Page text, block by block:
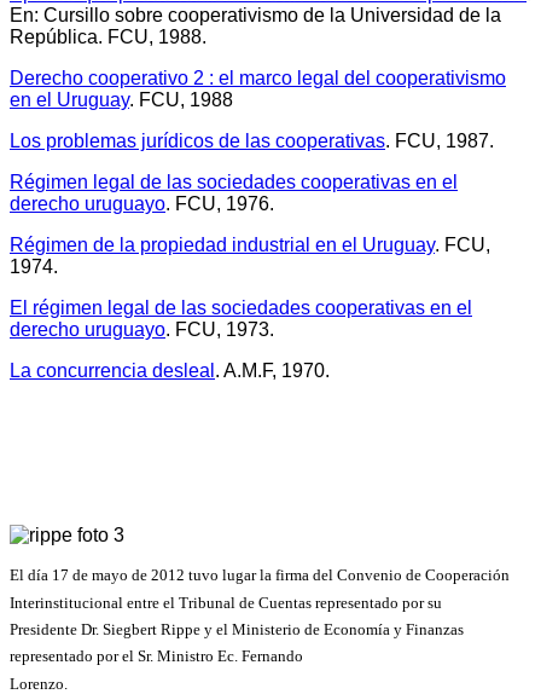
En: Cursillo sobre cooperativismo de la Universidad de la
República. FCU, 1988.
Derecho cooperativo 2 : el marco legal del cooperativismo
en el Uruguay. FCU, 1988
Los problemas jurídicos de las cooperativas. FCU, 1987.
Régimen legal de las sociedades cooperativas en el
derecho uruguayo. FCU, 1976.
Régimen de la propiedad industrial en el Uruguay. FCU,
1974.
El régimen legal de las sociedades cooperativas en el
derecho uruguayo. FCU, 1973.
La concurrencia desleal . A.M.F, 1970.
El día 17 de mayo de 2012 tuvo lugar la firma del Convenio de Cooperación
Interinstitucional entre el Tribunal de Cuentas representado por su
Presidente Dr. Siegbert Rippe y el Ministerio de Economía y Finanzas
representado por el Sr. Ministro Ec. Fernando
Lorenzo.